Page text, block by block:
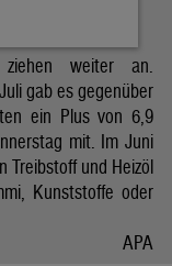
ziehen weiter an.
gab es gegenüber
ein Plus von 6,9
mit. Im Juni
Treibstoff und Heizöl
Kunststoffe oder
APA